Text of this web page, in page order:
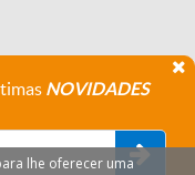
NOVIDADES
lhe oferecer uma